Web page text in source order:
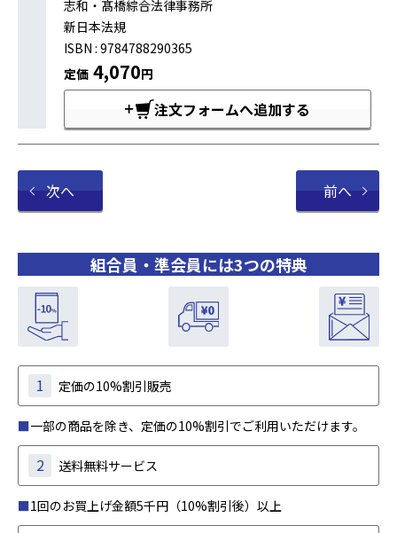
組合員・準会員には3つの特典
1 定価の10%割引販売
■一部の商品を除き、定価の10%割引でご利用いただけます。
2 送料無料サービス
■1回のお買上げ金額5千円（10%割引後）以上
志和・髙橋綜合法律事務所
新日本法規
ISBN : 9784788290365
定価 4,070円
注文フォームへ追加する
次へ 前へ